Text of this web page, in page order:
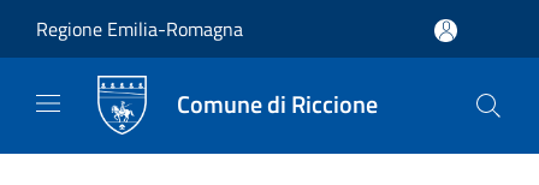
Regione Emilia-Romagna
Comune di Riccione